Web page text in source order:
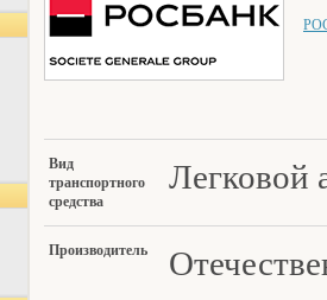
Вид
транспортного
средства
Легковой
Производитель